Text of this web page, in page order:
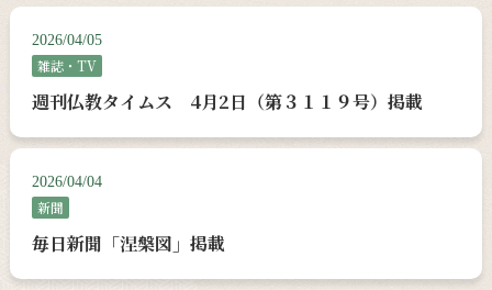
2026/04/05
雑誌・TV
週刊仏教タイムス 4月2日（第３１１９号）掲載
2026/04/04
新聞
毎日新聞「涅槃図」掲載